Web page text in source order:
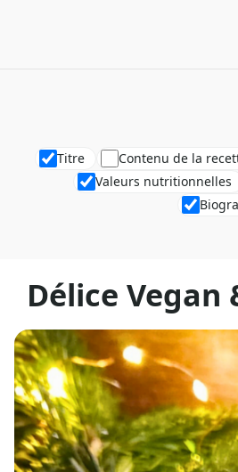
Titre Contenu de la
Valeurs nutritionnelles
Délice